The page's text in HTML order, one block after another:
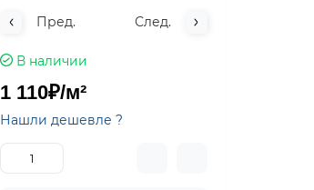
Пред. След.
В наличии
1 110₽/м²
Нашли дешевле ?